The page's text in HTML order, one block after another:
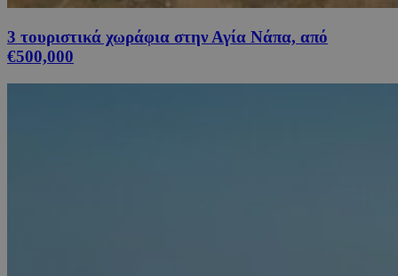
3 τουριστικά χωράφια στην Αγία Νάπα, από
€500,000